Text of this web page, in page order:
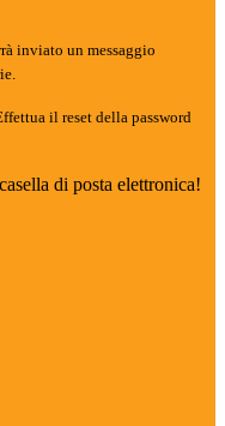
inviato un messaggio
il reset della password
di posta elettronica!